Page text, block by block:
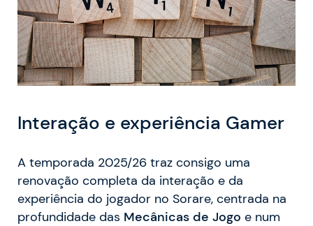
Interação e experiência Gamer
A temporada 2025/26 traz consigo uma
renovação completa da interação e da
experiência do jogador no Sorare, centrada na
profundidade das Mecânicas de Jogo e num